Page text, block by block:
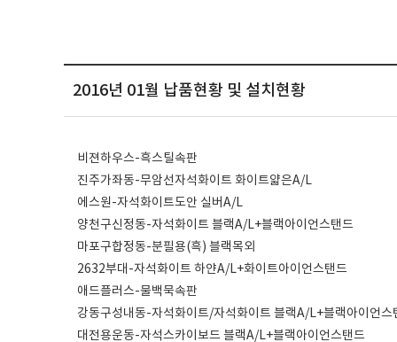
2016년 01월 납품현황 및 설치현황
비젼하우스-흑스틸속판
진주가좌동-무암선자석화이트 화이트얇은A/L
에스원-자석화이트도안 실버A/L
양천구신정동-자석화이트 블랙A/L+블랙아이언스탠드
마포구합정동-분필용(흑) 블랙목외
2632부대-자석화이트 하얀A/L+화이트아이언스탠드
애드플러스-물백묵속판
강동구성내동-자석화이트/자석화이트 블랙A/L+블랙아이언스
대전용운동-자석스카이보드 블랙A/L+블랙아이언스탠드